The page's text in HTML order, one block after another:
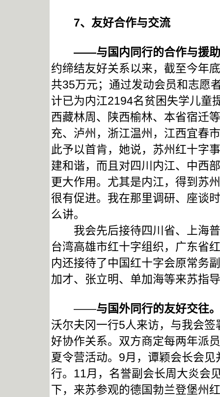
7、友好合作与交流
——与国内同行的合作与援
约缔结友好关系以来，截至今年
共35万元；通过发动会员和志愿
计已为内江2194名贫困失学儿童
西藏林周、陕西榆林、本省宿迁
充、泸州，浙江温州，江西宜春
此予以首肯，她说，苏州红十字
建和谐，而且对四川内江、中西
更大作用。尤其是内江，得到苏
很有促进。我在那里调研、座谈
么讲。
我会先后接待四川省、上海普
台湾高雄市红十字组织，广东省
内还接待了中国红十字会原常务
加才、张立明、单加海等来苏指
——与国外同行的友好交往。
沃尔夫冈一行5人来访，与我会
好协作关系。双方商定每两年派
夏令营活动。9月，谭颖会长会
行。11月，名誉副会长周大炎会
下，来苏参观的德国勃兰登堡州